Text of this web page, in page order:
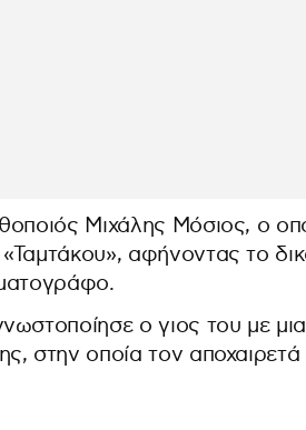
Μιχάλης Μόσιος, ο
αφήνοντας το
ο γιος του με
στην οποία τον